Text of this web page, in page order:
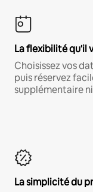
La flexibilité qu'il
Choisissez vos
puis réservez
supplémentaire
La simplicité du